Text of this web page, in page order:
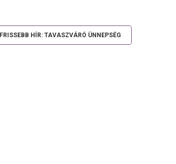
FRISSEBB HÍR: TAVASZVÁRÓ ÜNNEPSÉG